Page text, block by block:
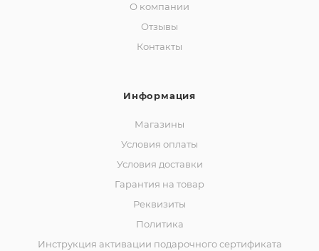
О компании
Отзывы
Контакты
Информация
Магазины
Условия оплаты
Условия доставки
Гарантия на товар
Реквизиты
Политика
Инструкция активации подарочного сертификата